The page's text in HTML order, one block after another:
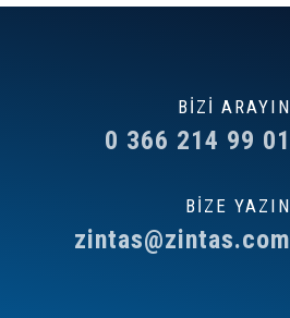
BİZİ ARAYIN
0 366 214 99 01
BİZE YAZIN
zintas@zintas.com